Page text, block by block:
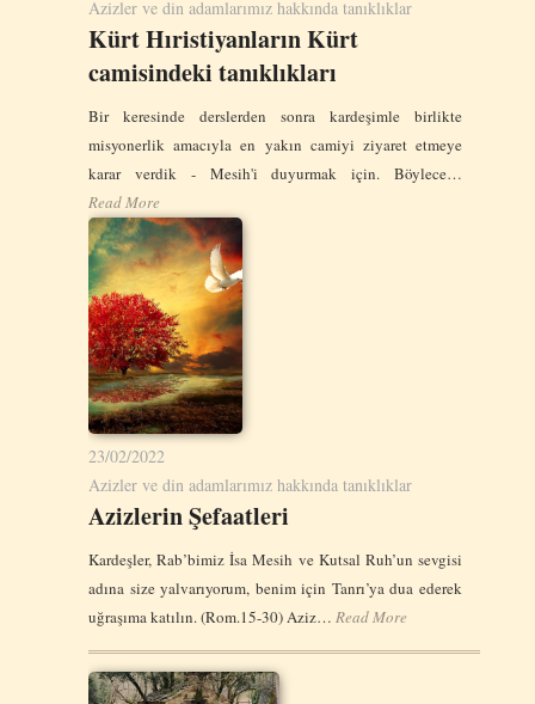
Azizler ve din adamlarımız hakkında tanıklıklar
Kürt Hıristiyanların Kürt
camisindeki tanıklıkları
Bir keresinde derslerden sonra kardeşimle birlikte
misyonerlik amacıyla en yakın camiyi ziyaret etmeye
karar verdik - Mesih'i duyurmak için. Böylece…
Read More
23/02/2022
Azizler ve din adamlarımız hakkında tanıklıklar
Azizlerin Şefaatleri
Kardeşler, Rab’bimiz İsa Mesih ve Kutsal Ruh’un sevgisi
adına size yalvarıyorum, benim için Tanrı’ya dua ederek
uğraşıma katılın. (Rom.15-30) Aziz… Read More